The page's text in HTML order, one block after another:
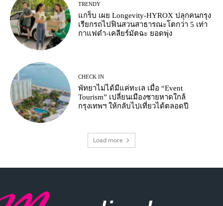
TRENDY
แกร็บ เผย Longevity-HYROX ปลุกคนกรุง
เรียกรถไปฟินสวนสาธารณะโตกว่า 5 เท่า
กาแฟดำ-เคลียร์มัตฉะ ยอดพุ่ง
CHECK IN
พัทยาไม่ได้มีแค่ทะเล เมื่อ “Event
Tourism” เปลี่ยนเมืองชายหาดใกล้
กรุงเทพฯ ให้กลับไปเที่ยวได้ตลอดปี
Load more